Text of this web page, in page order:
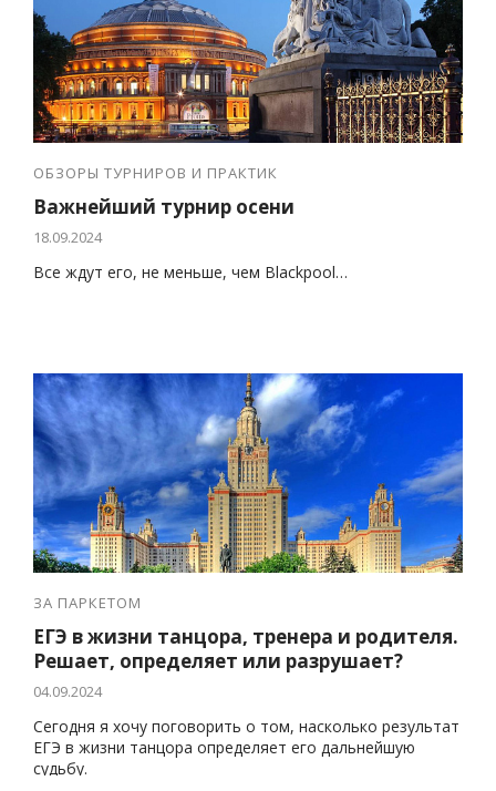
ОБЗОРЫ ТУРНИРОВ И ПРАКТИК
Важнейший турнир осени
18.09.2024
Все ждут его, не меньше, чем Blackpool…
ЗА ПАРКЕТОМ
ЕГЭ в жизни танцора, тренера и родителя.
Решает, определяет или разрушает?
04.09.2024
Сегодня я хочу поговорить о том, насколько результат
ЕГЭ в жизни танцора определяет его дальнейшую
судьбу.